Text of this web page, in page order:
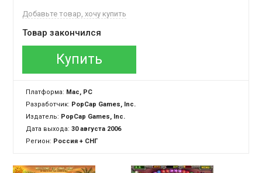
Добавьте товар, хочу купить
Товар закончился
Купить
Платформа: Mac, PC
Разработчик: PopCap Games, Inc.
Издатель: PopCap Games, Inc.
Дата выхода: 30 августа 2006
Регион: Россия + СНГ